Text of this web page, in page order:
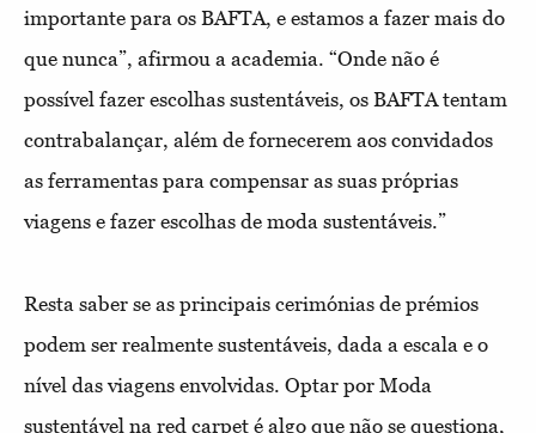
importante para os BAFTA, e estamos a fazer mais do
que nunca”, afirmou a academia. “Onde não é
possível fazer escolhas sustentáveis, os BAFTA tentam
contrabalançar, além de fornecerem aos convidados
as ferramentas para compensar as suas próprias
viagens e fazer escolhas de moda sustentáveis.”
Resta saber se as principais cerimónias de prémios
podem ser realmente sustentáveis, dada a escala e o
nível das viagens envolvidas. Optar por Moda
sustentável na red carpet é algo que não se questiona,